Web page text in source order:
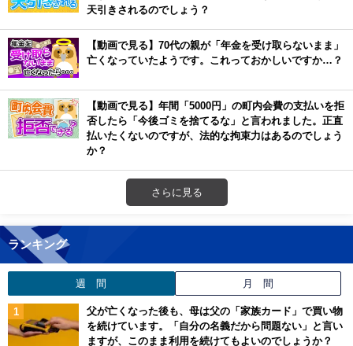
天引きされるのでしょう？
【動画で見る】70代の親が「年金を受け取らないまま」
亡くなっていたようです。これっておかしいですか…？
【動画で見る】年間「5000円」の町内会費の支払いを拒
否したら「今後ゴミを捨てるな」と言われました。正直
払いたくないのですが、法的な拘束力はあるのでしょう
か？
さらに見る
ランキング
週 間 月 間
父が亡くなった後も、母は父の「家族カード」で買い物
を続けています。「自分の名義だから問題ない」と言い
ますが、このまま利用を続けてもよいのでしょうか？